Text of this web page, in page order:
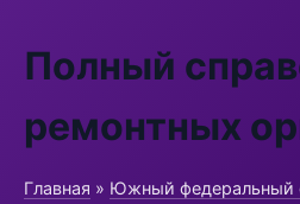
Полный
ремонтных
Главная » Южный федеральный